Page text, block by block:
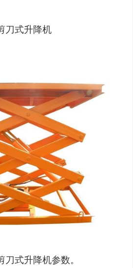
刀式升降机
式升降机参数。